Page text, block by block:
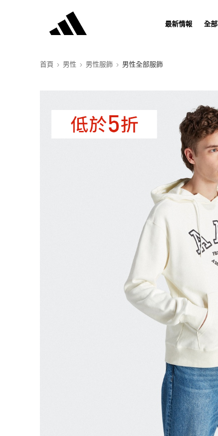
最新情報 全
首頁 男性 男性服飾 男性全部服飾